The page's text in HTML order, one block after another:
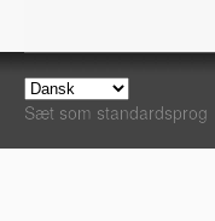
Sæt som standardsprog